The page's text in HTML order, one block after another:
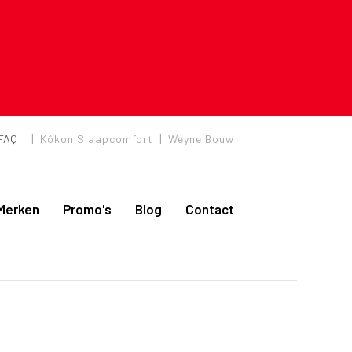
| Kôkon Slaapcomfort | Weyne Bouw
Promo's Blog Contact